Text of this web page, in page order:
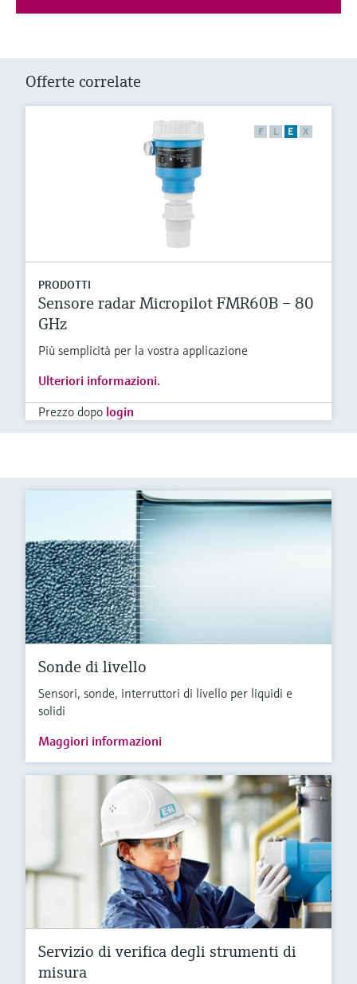
Offerte correlate
F L E X
PRODOTTI
Sensore radar Micropilot FMR60B – 80
GHz
Più semplicità per la vostra applicazione
Ulteriori informazioni.
Prezzo dopo login
Sonde di livello
Sensori, sonde, interruttori di livello per liquidi e
solidi
Maggiori informazioni
Servizio di verifica degli strumenti di
misura